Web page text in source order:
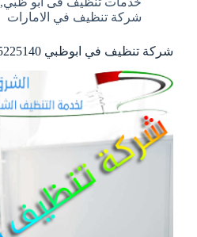
شركة تنظيف في الامارات
شركة تنظيف في ابوظبي 0555225140